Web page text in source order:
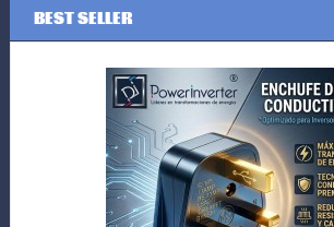
BEST SELLER